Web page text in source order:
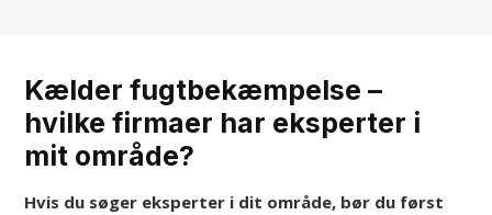
Kælder fugtbekæmpelse –
hvilke firmaer har eksperter i
mit område?
Hvis du søger eksperter i dit område, bør du først